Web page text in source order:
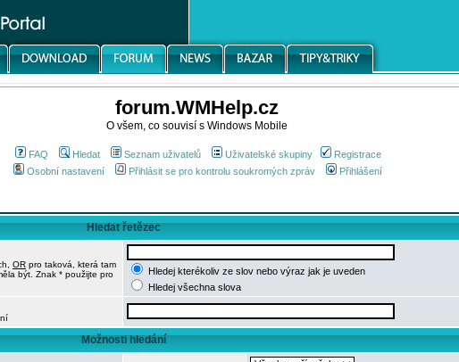
forum.WMHelp.cz
O všem, co souvisí s Windows Mobile
FAQ Hledat Seznam uživatelů Uživatelské skupiny
Registrace
Osobní nastavení
Přihlásit se pro kontrolu soukromých zpráv Přihlášení
Hledat řetězec
OR pro taková, která tam
být. Znak * použijte pro
Hledej kterékoliv ze slov nebo výraz jak je uveden
Hledej všechna slova
Možnosti hledání